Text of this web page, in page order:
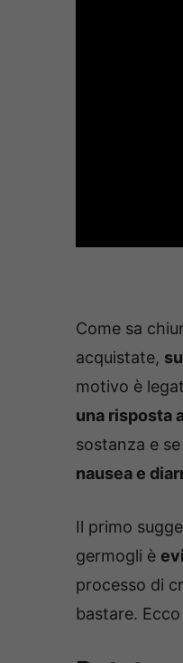
Come sa
acquistate,
motivo è
una risposta
sostanza e
nausea e
Il primo
germogli è
processo di
bastare.